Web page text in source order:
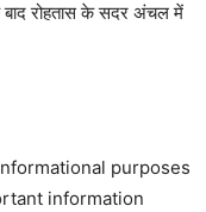
रोहतास के सदर अंचल में
purposes
information